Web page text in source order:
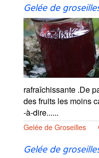
Gelée de
rafraîchissante .De
des fruits les moins
-à-dire......
Gelée de Groseilles
Gelée de